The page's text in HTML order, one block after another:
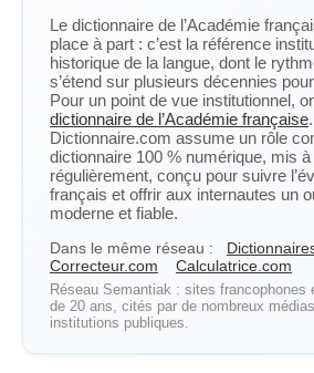
Le dictionnaire de l’Académie
place à part : c’est la référence
historique de la langue, dont le
s’étend sur plusieurs décennies
Pour un point de vue institutionnel,
dictionnaire de l’Académie française
Dictionnaire.com assume un rôle
dictionnaire 100 % numérique, mis à
régulièrement, conçu pour suivre
français et offrir aux internautes un
moderne et fiable.
Dans le même réseau :
Correcteur.com
Calculatrice.com
Réseau Semantiak : sites francophones
de 20 ans, cités par de nombreux
institutions publiques.